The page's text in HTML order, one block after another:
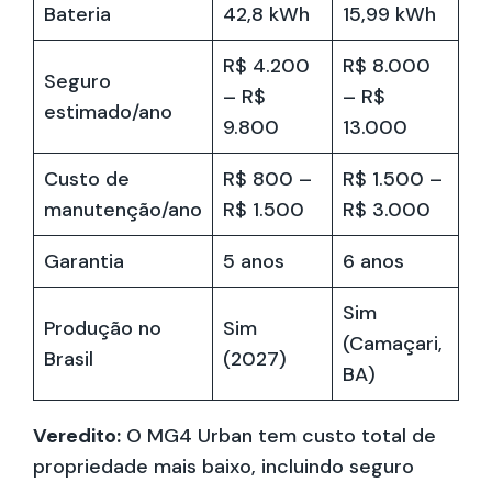
Bateria 42,8 kWh 15,99 kWh
Seguro
estimado/ano
R$ 4.200
– R$
9.800
R$ 8.000
– R$
13.000
Custo de
manutenção/ano
R$ 800 –
R$ 1.500
R$ 1.500 –
R$ 3.000
Garantia
5 anos 6 anos
Produção no
Brasil
Sim
(2027)
Sim
(Camaçari,
BA)
Veredito: O MG4 Urban tem custo total de
propriedade mais baixo, incluindo seguro